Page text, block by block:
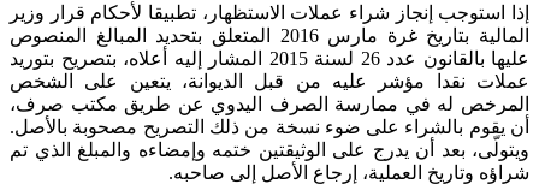
إذا استوجب إنجاز شراء عملات الاستظهار، تطبيقا لأحكام قرار وزير
المالية بتاريخ غرة مارس 2016 المتعلق بتحديد المبالغ المنصوص
عليها بالقانون عدد 26 لسنة 2015 المشار إليه أعلاه، بتصريح بتوريد
عملات نقدا مؤشر عليه من قبل الديوانة، يتعين على الشخص
المرخص له في ممارسة الصرف اليدوي عن طريق مكتب صرف،
أن يقوم بالشراء على ضوء نسخة من ذلك التصريح مصحوبة بالأصل.
ويتولّى، بعد أن يدرج على الوثيقتين ختمه وإمضاءه والمبلغ الذي تم
شراؤه وتاريخ العملية، إرجاع الأصل إلى صاحبه.